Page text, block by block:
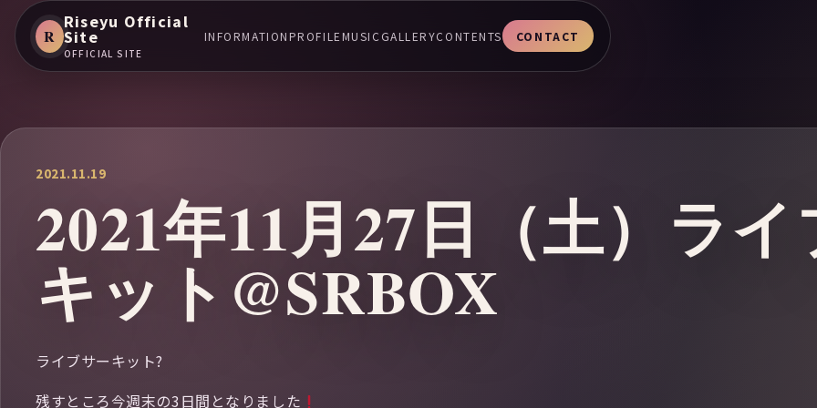
R
Riseyu Official
Site
OFFICIAL SITE
INFORMATIONPROFILEMUSIC GALLERYCONTENTS CONTACT
2021.11.19
2021年11月27日（土）ラ
キット@SRBOX
ライブサーキット?
残すところ今週末の3日間となりました